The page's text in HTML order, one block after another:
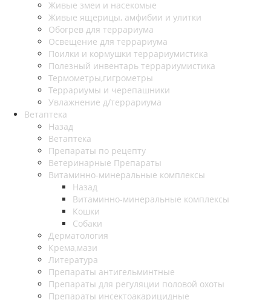
Живые змеи и насекомые
Живые ящерицы, амфибии и улитки
Обогрев для террариума
Освещение для террариума
Поилки и кормушки террариумистика
Полезный инвентарь террариумистика
Термометры,гигрометры
Террариумы и черепашники
Увлажнение д/террариума
Ветаптека
Назад
Ветаптека
Препараты по рецепту
Ветеринарные Препараты
Витаминно-минеральные комплексы
Назад
Витаминно-минеральные комплексы
Кошки
Собаки
Дерматология
Крема,мази
Литература
Препараты антигельминтные
Препараты для регуляции половой охоты
Препараты инсектоакарицидные